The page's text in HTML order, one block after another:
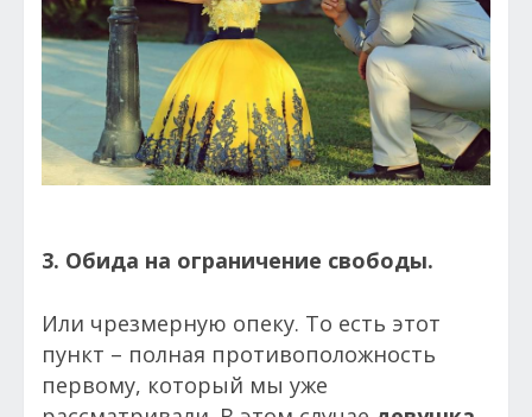
3. Обида на ограничение свободы.
Или чрезмерную опеку. То есть этот
пункт – полная противоположность
первому, который мы уже